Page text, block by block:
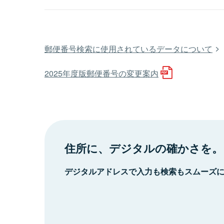
郵便番号検索に使用されているデータについて
2025年度版郵便番号の変更案内
住所に、デジタルの確かさを。
デジタルアドレスで入力も検索もスムーズ